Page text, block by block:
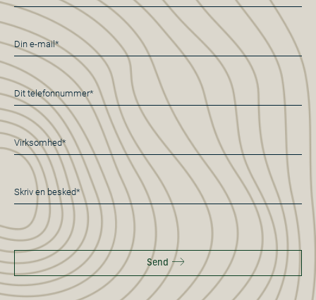
*
E-
mail
*
Telefon
*
Virksomhed*
*
Besked
*
Send